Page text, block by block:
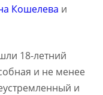
Кошелева и
18-летний
и не менее
и